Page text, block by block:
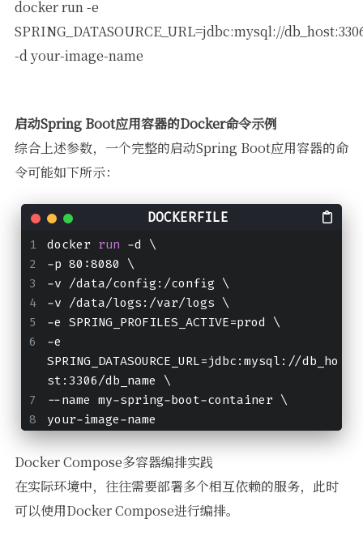
docker run -e
SPRING_DATASOURCE_URL=jdbc:mysql://
-d your-image-name
启动Spring Boot应用容器的Docker命令示例
综合上述参数，一个完整的启动Spring Boot应用容器的命
令可能如下所示：
docker run -d \
-p 80:8080 \
-v /data/config:/config \
-v /data/logs:/var/logs \
-e SPRING_PROFILES_ACTIVE=prod \
-e
SPRING_DATASOURCE_URL=jdbc:mysql://db_ho
st:3306/db_name \
--name my-spring-boot-container \
your-image-name
Docker Compose多容器编排实践
在实际环境中，往往需要部署多个相互依赖的服务，此时
可以使用Docker Compose进行编排。